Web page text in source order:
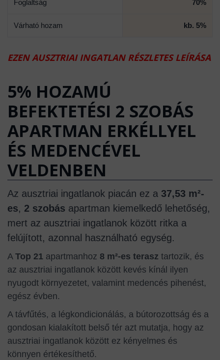
Foglaltság 70%
Várható hozam kb. 5%
EZEN AUSZTRIAI INGATLAN RÉSZLETES LEÍRÁSA
5% HOZAMÚ
BEFEKTETÉSI 2 SZOBÁS
APARTMAN ERKÉLLYEL
ÉS MEDENCÉVEL
VELDENBEN
Az ausztriai ingatlanok piacán ez a 37,53 m²-
es, 2 szobás apartman kiemelkedő lehetőség,
mert az ausztriai ingatlanok között ritka a
felújított, azonnal használható egység.
A Top 21 apartmanhoz 8 m²-es terasz tartozik, és
az ausztriai ingatlanok között kevés kínál ilyen
nyugodt környezetet, valamint medencés pihenést,
egész évben.
A távfűtés, a légkondicionálás, a bútorozottság és a
gondosan kialakított belső tér azt mutatja, hogy az
ausztriai ingatlanok között ez kényelmes és
könnyen értékesíthető.